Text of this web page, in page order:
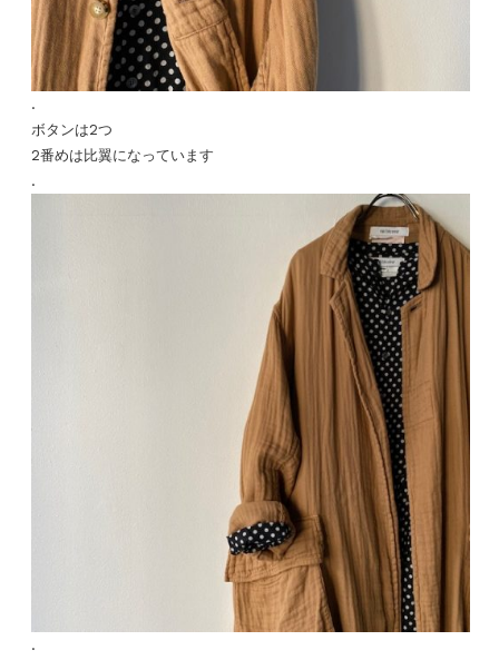
.
ボタンは2つ
2番めは比翼になっています
.
.